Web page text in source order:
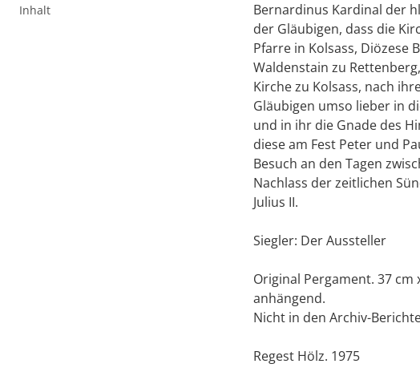
Inhalt
Bernardinus Kardinal der
der Gläubigen, dass die
Pfarre in Kolsass, Diözese
Waldenstain zu
Kirche zu Kolsass, nach
Gläubigen umso lieber in
und in ihr die Gnade des
diese am Fest Peter und
Besuch an den Tagen
Nachlass der zeitlichen
Julius II.
Siegler: Der Aussteller
Original Pergament. 37 cm
anhängend.
Nicht in den Archiv-
Regest Hölz. 1975